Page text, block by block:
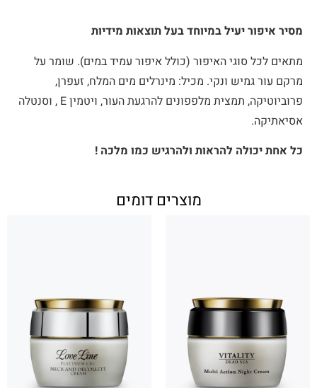
מסיר איפור יעיל במיוחד בעל תוצאות מידיות
מתאים לכל סוגי האיפור (כולל איפור עמיד במים). שומר על
מרקם עור גמיש ונקי. מכיל: מינרלים מים המלח, זעפרן,
פרוביוטיקה, תמצית מלפפונים להרגעת העור, ויטמין E , וסנטלה
אסיאתיקה.
כל אחת יכולה להראות ולהרגיש כמו מלכה !
מוצרים דומים